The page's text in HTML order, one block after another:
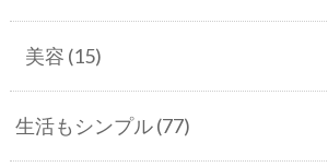
美容 (15)
生活もシンプル(77)